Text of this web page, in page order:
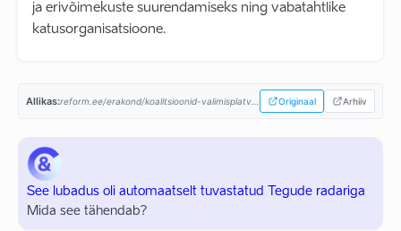
ja erivõimekuste suurendamiseks ning vabatahtlike
katusorganisatsioone.
Allikas: Originaal Arhiiv
See lubadus oli automaatselt tuvastatud Tegude radariga
Mida see tähendab?